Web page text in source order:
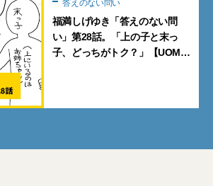
答えのない問い
福満しげゆき「答えのない問
い」第28話。「上の子と末っ
子、どっちがトク？」【UOMO